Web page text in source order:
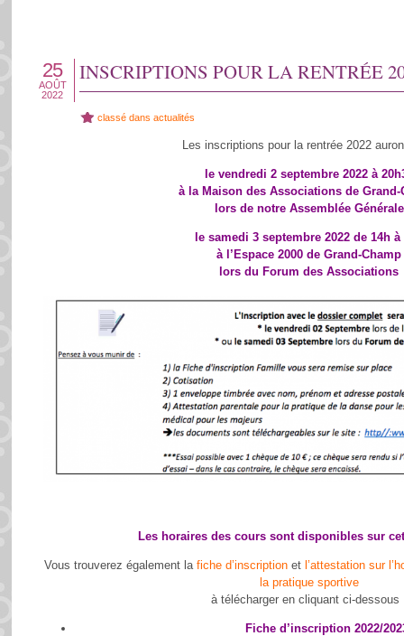
INSCRIPTIONS POUR LA RENTRÉE
25
AOÛT
2022
classé dans actualités
Les inscriptions pour la rentrée 2022
le vendredi 2 septembre 2022 à
à la Maison des Associations de Grand-
lors de notre Assemblée Générale
le samedi 3 septembre 2022 de 14h à
à l’Espace 2000 de Grand-Champ
lors du Forum des Associations
Les horaires des cours sont disponibles sur
Vous trouverez également la fiche d’inscription et l’attestation sur
la pratique sportive
à télécharger en cliquant ci-dessous
Fiche d’inscription 2022/